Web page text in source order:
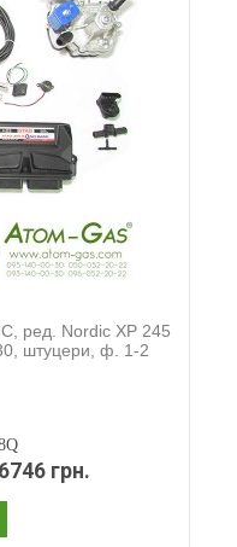
ред. Nordic XP 245
штуцери, ф. 1-2
грн.